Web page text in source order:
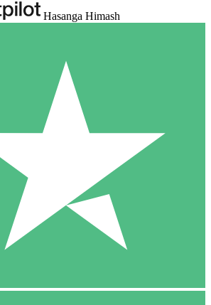
Hasanga Himash